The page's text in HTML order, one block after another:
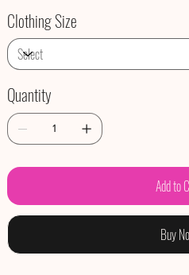
Clothing Size
Quantity
Add to
Buy